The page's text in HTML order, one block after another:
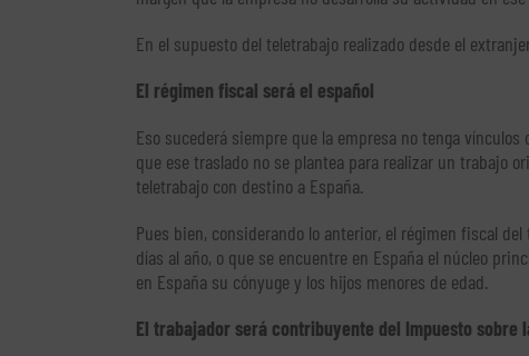
En el supuesto del teletrabajo realizado desde el
El régimen fiscal será el español
Eso sucederá siempre que la empresa no tenga
que ese traslado no se plantea para realizar un trabajo
teletrabajo con destino a España.
Pues bien, considerando lo anterior, el régimen fiscal
días al año, o que se encuentre en España el núcleo
en España su cónyuge y los hijos menores de edad.
El trabajador será contribuyente del Impuesto sobre